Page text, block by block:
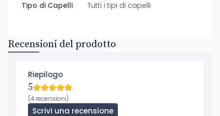
Tipo di Capelli Tutti i tipi di capelli
Recensioni del prodotto
Riepilogo
5
(4 recensioni)
Scrivi una recensione